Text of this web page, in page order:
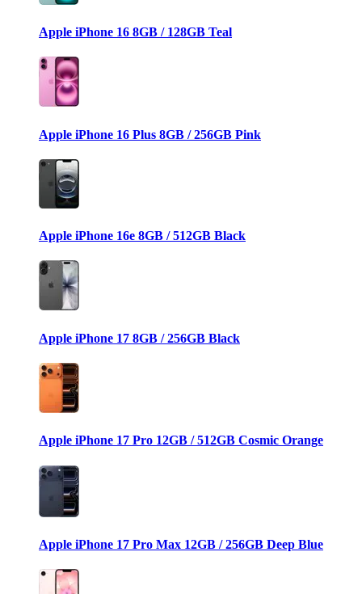
Apple iPhone 16 8GB / 128GB Teal
Apple iPhone 16 Plus 8GB / 256GB Pink
Apple iPhone 16e 8GB / 512GB Black
Apple iPhone 17 8GB / 256GB Black
Apple iPhone 17 Pro 12GB / 512GB Cosmic Orange
Apple iPhone 17 Pro Max 12GB / 256GB Deep Blue